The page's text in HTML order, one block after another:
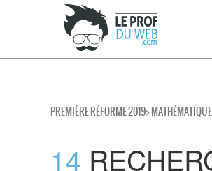
PREMIÈRE RÉFORME 2019>
14